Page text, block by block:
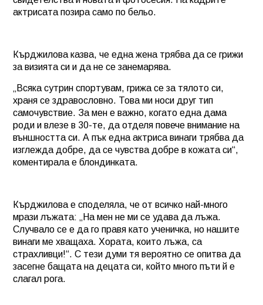
актрисата позира само по бельо.
Кърджилова казва, че една жена трябва да се грижи
за визията си и да не се занемарява.
„Всяка сутрин спортувам, грижа се за тялото си,
храня се здравословно. Това ми носи друг тип
самочувствие. За мен е важно, когато една дама
роди и влезе в 30-те, да отделя повече внимание на
външността си. А пък една актриса винаги трябва да
изглежда добре, да се чувства добре в кожата си“,
коментирала е блондинката.
Кърджилова е споделяла, че от всичко най-много
мрази лъжата: „На мен не ми се удава да лъжа.
Случвало се е да го правя като ученичка, но нашите
винаги ме хващаха. Хората, които лъжа, са
страхливци!“. С тези думи тя вероятно се опитва да
засегне бащата на децата си, който много пъти й е
слагал рога.